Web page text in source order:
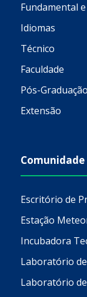
Fundamental
Idiomas
Técnico
Faculdade
Pós-Graduação
Extensão
Comunidade
Escritório de
Estação
Incubadora
Laboratório
Laboratório